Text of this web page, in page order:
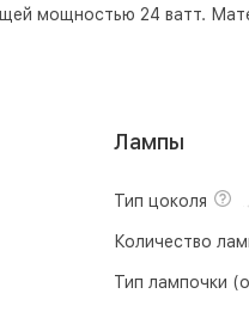
мощностью 24 ватт.
Лампы
Тип цоколя
Количество
Тип лампочки